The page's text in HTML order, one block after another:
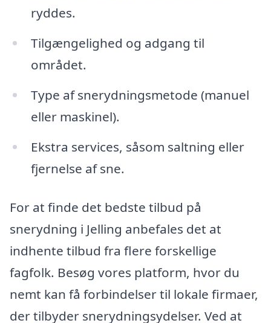
ryddes.
Tilgængelighed og adgang til
området.
Type af snerydningsmetode (manuel
eller maskinel).
Ekstra services, såsom saltning eller
fjernelse af sne.
For at finde det bedste tilbud på
snerydning i Jelling anbefales det at
indhente tilbud fra flere forskellige
fagfolk. Besøg vores platform, hvor du
nemt kan få forbindelser til lokale firmaer,
der tilbyder snerydningsydelser. Ved at